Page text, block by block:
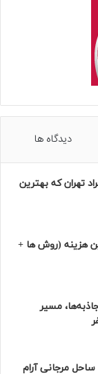
دیدگاه ها
تهران که بهترین‌
هزینه (روش ها +
مسیر
مرجانی آرام